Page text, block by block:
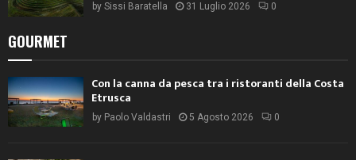
by Sissi Baratella 31 Luglio 2026 0
GOURMET
Con la canna da pesca tra i ristoranti della Costa
Etrusca
by Paolo Valdastri 5 Agosto 2026 0